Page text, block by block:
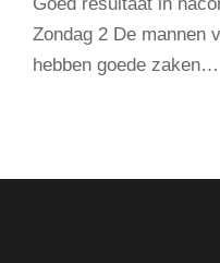
Zondag 2 De mannen
hebben goede zaken…